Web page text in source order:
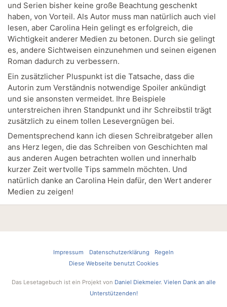
und Serien bisher keine große Beachtung geschenkt
haben, von Vorteil. Als Autor muss man natürlich auch viel
lesen, aber Carolina Hein gelingt es erfolgreich, die
Wichtigkeit anderer Medien zu betonen. Durch sie gelingt
es, andere Sichtweisen einzunehmen und seinen eigenen
Roman dadurch zu verbessern.
Ein zusätzlicher Pluspunkt ist die Tatsache, dass die
Autorin zum Verständnis notwendige Spoiler ankündigt
und sie ansonsten vermeidet. Ihre Beispiele
unterstreichen ihren Standpunkt und ihr Schreibstil trägt
zusätzlich zu einem tollen Lesevergnügen bei.
Dementsprechend kann ich diesen Schreibratgeber allen
ans Herz legen, die das Schreiben von Geschichten mal
aus anderen Augen betrachten wollen und innerhalb
kurzer Zeit wertvolle Tips sammeln möchten. Und
natürlich danke an Carolina Hein dafür, den Wert anderer
Medien zu zeigen!
Impressum Datenschutzerklärung
Regeln
Diese Webseite benutzt Cookies
Das Lesetagebuch ist ein Projekt von Daniel Diekmeier. Vielen Dank an alle
Unterstützenden!